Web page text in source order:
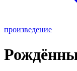
произведение